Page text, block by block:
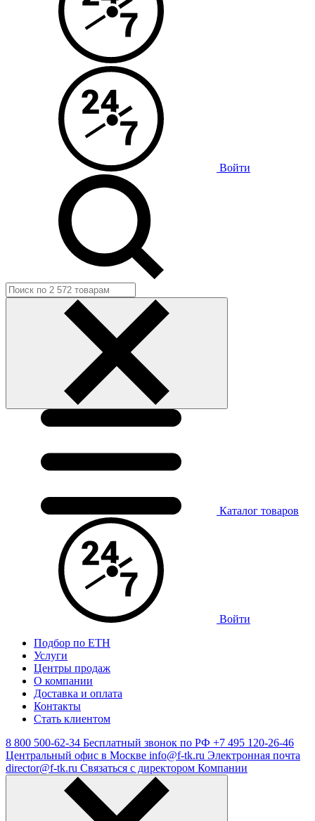
Войти
Каталог товаров
Войти
Подбор по ЕТН
Услуги
Центры продаж
О компании
Доставка и оплата
Контакты
Стать клиентом
8 800 500-62-34 Бесплатный звонок по РФ +7 495 120-26-46
Центральный офис в Москве info@f-tk.ru Электронная почта
director@f-tk.ru Связаться с директором Компании